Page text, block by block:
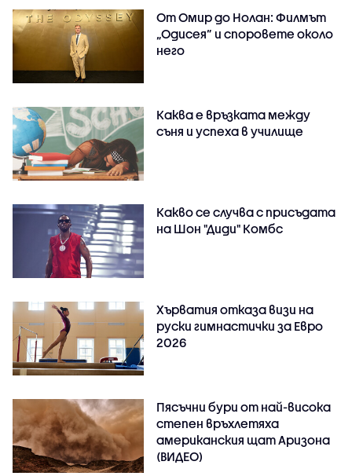
От Омир до Нолан: Филмът
„Одисея” и споровете около
него
Каква е връзката между
съня и успеха в училище
Какво се случва с присъдата
на Шон "Диди" Комбс
Хърватия отказа визи на
руски гимнастички за Евро
2026
Пясъчни бури от най-висока
степен връхлетяха
американския щат Аризона
(ВИДЕО)